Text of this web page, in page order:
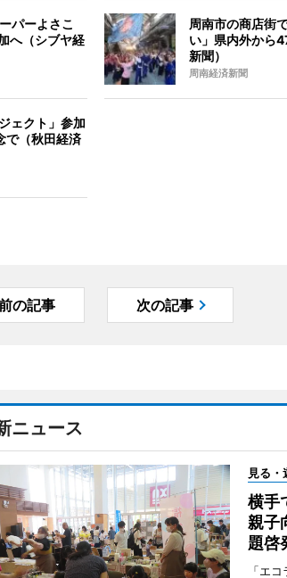
パーよさこ
へ（シブヤ経
周南市の商店街
い」県内外から
新聞）
周南経済新聞
ェクト」参加
で（秋田経済
の記事 次の記事
ニュース
見る・
横手
親子
題啓
「エ